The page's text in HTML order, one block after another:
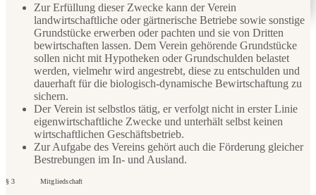
Zur Erfüllung dieser Zwecke kann der Verein
landwirtschaftliche oder gärtnerische Betriebe sowie sonstige
Grundstücke erwerben oder pachten und sie von Dritten
bewirtschaften lassen. Dem Verein gehörende Grundstücke
sollen nicht mit Hypotheken oder Grundschulden belastet
werden, vielmehr wird angestrebt, diese zu entschulden und
dauerhaft für die biologisch-dynamische Bewirtschaftung zu
sichern.
Der Verein ist selbstlos tätig, er verfolgt nicht in erster Linie
eigenwirtschaftliche Zwecke und unterhält selbst keinen
wirtschaftlichen Geschäftsbetrieb.
Zur Aufgabe des Vereins gehört auch die Förderung gleicher
Bestrebungen im In- und Ausland.
§ 3 Mitgliedschaft